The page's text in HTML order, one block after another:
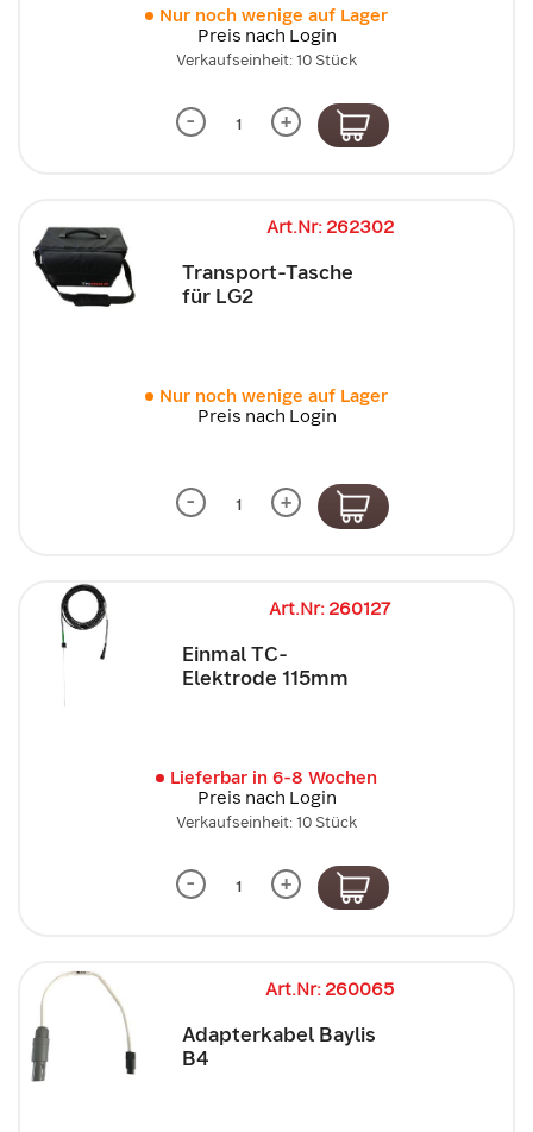
Nur noch wenige auf Lager
Preis nach Login
Verkaufseinheit: 10 Stück
- +
Art.Nr: 262302
Transport-Tasche
für LG2
Nur noch wenige auf Lager
Preis nach Login
- +
Art.Nr: 260127
Einmal TC-
Elektrode 115mm
Lieferbar in 6-8 Wochen
Preis nach Login
Verkaufseinheit: 10 Stück
- +
Art.Nr: 260065
Adapterkabel Baylis
B4